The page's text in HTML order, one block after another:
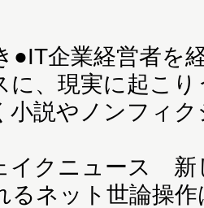
●IT企業経営者を
に、現実に起こ
小説やノンフィ
イクニュース
るネット世論操